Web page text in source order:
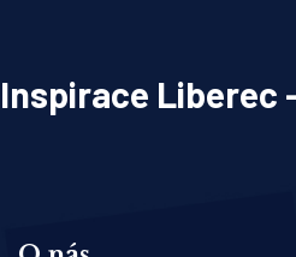
Inspirace Liberec